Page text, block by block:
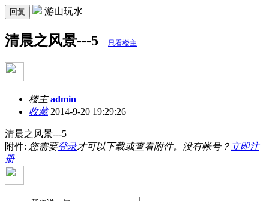
回复 游山玩水
清晨之风景---5 只看楼主
楼主 admin
收藏2014-9-20 19:29:26
清晨之风景---5
附件: 您需要登录才可以下载或查看附件。没有帐号？ 立即注
册